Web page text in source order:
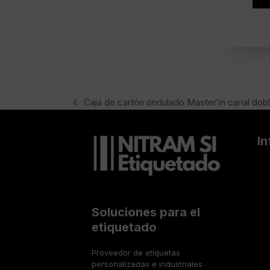
e
e
a
c
previous
Caja de cartón ondulado Master’in canal
Soluciones para el
etiquetado
Proveedor de etiquetas
personalizadas e industriales